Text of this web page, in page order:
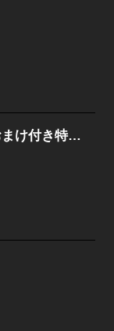
転生婚【描き下ろしおまけ付き特装版】